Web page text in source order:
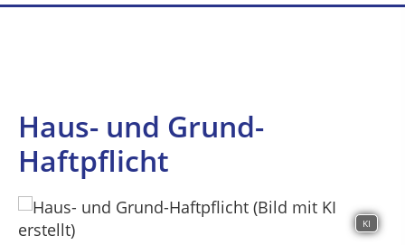
Haus- und Grund-
Haftpflicht
KI